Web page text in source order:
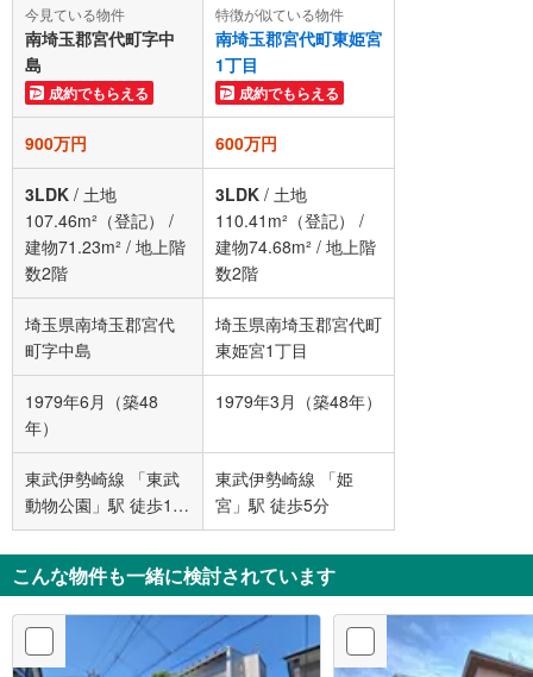
今見ている物件
南埼玉郡宮代町字中
島
成約でもらえる
特徴が似ている物件
南埼玉郡宮代町東姫宮
1丁目
成約でもらえる
900万円 600万円
3LDK / 土地
107.46m²（登記）
/
建物71.23m² / 地上階
数2階
3LDK / 土地
110.41m²（登記）
/
建物74.68m² / 地上階
数2階
埼玉県南埼玉郡宮代
町字中島
埼玉県南埼玉郡宮代町
東姫宮1丁目
1979年6月（築48
年）
1979年3月（築48年）
東武伊勢崎線 「東武
動物公園」駅 徒歩12
分
東武伊勢崎線 「姫
宮」駅 徒歩5分
こんな物件も一緒に検討されています